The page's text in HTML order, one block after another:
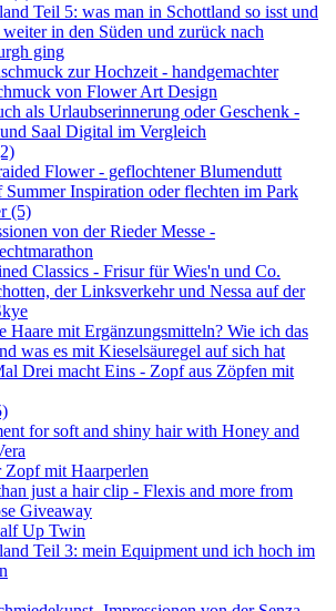
Teil 5: was man in Schottland so isst und
in den Süden und zurück nach
ging
zur Hochzeit - handgemachter
von Flower Art Design
als Urlaubserinnerung oder Geschenk -
Saal Digital im Vergleich
Flower - geflochtener Blumendutt
Summer Inspiration oder flechten im Park
(5)
von der Rieder Messe -
Classics - Frisur für Wies'n und Co.
der Linksverkehr und Nessa auf der
Haare mit Ergänzungsmitteln? Wie ich das
was es mit Kieselsäuregel auf sich hat
Drei macht Eins - Zopf aus Zöpfen mit
for soft and shiny hair with Honey and
Zopf mit Haarperlen
just a hair clip - Flexis and more from
Giveaway
Up Twin
Teil 3: mein Equipment und ich hoch im